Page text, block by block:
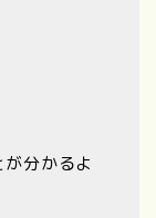
分かるよ